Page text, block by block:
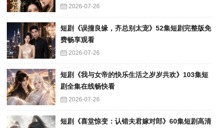
2026-07-26
短剧《误撞良缘，齐总别太宠》52集短剧完整版免
费畅享观看
2026-07-26
短剧《我与女帝的快乐生活之岁岁共欢》103集短
剧全集在线畅快看
2026-07-26
短剧《喜堂惊变：认错夫君嫁对郎》60集短剧高清